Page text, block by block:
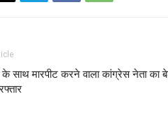
के साथ मारपीट करने वाला कांग्रेस नेता का